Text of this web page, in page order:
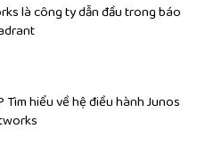
là công ty dẫn đầu trong báo
Tìm hiểu về hệ điều hành Junos